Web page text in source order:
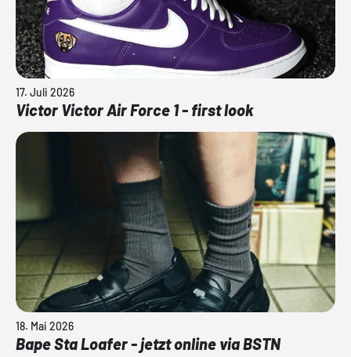
17. Juli 2026
Victor Victor Air Force 1 - first look
18. Mai 2026
Bape Sta Loafer - jetzt online via BSTN